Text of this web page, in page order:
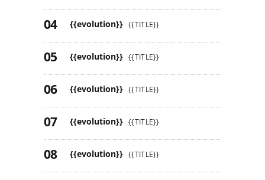
{{evolution}} {{TITLE}}
{{evolution}} {{TITLE}}
{{evolution}} {{TITLE}}
{{evolution}} {{TITLE}}
{{evolution}} {{TITLE}}